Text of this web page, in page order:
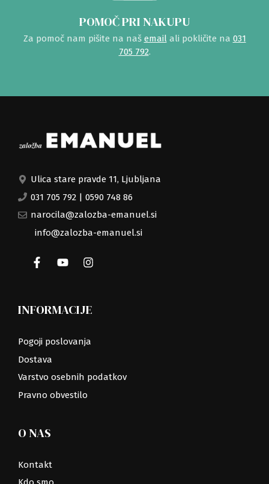
POMOČ PRI NAKUPU
Za pomoč nam pišite na naš emailali pokličite na 031
705 792.
Ulica stare pravde 11, Ljubljana
031 705 792 | 0590 748 86
narocila@zalozba-emanuel.si
info@zalozba-emanuel.si
INFORMACIJE
Pogoji poslovanja
Dostava
Varstvo osebnih podatkov
Pravno obvestilo
O NAS
Kontakt